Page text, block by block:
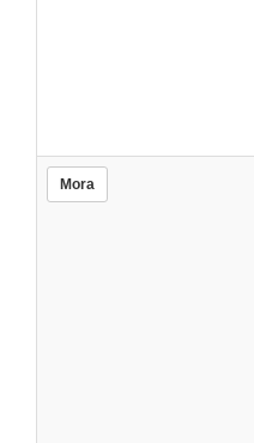
Mora